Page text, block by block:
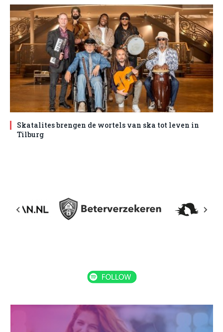
Skatalites brengen de wortels van ska tot leven in
Tilburg